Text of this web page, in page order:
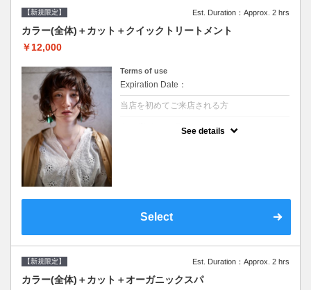
【新規限定】 Est. Duration：Approx. 2 hrs
カラー(全体)＋カット＋クイックトリートメント
￥12,000
Terms of use
Expiration Date：
当店を初めてご来店される方
See details
Select
【新規限定】 Est. Duration：Approx. 2 hrs
カラー(全体)＋カット＋オーガニックスパ